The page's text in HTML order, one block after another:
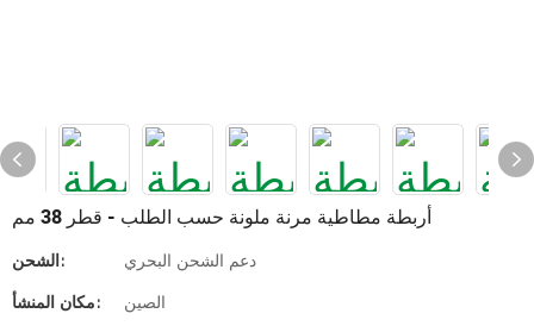
أربطة مطاطية مرنة ملونة حسب الطلب - قطر 38 مم
الشحن: دعم الشحن البحري
مكان المنشأ: الصين